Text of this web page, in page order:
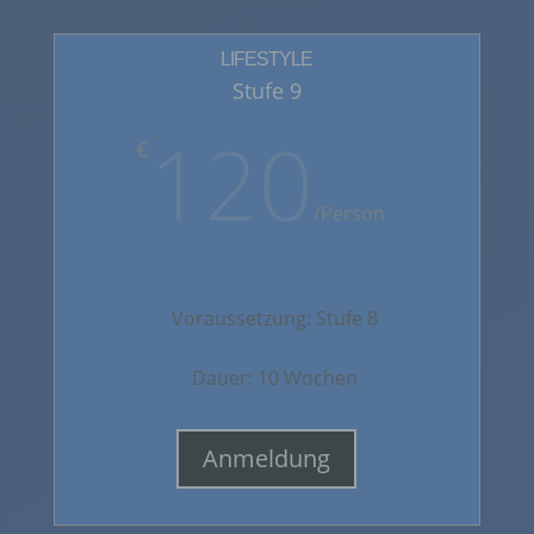
LIFESTYLE
Stufe 9
€
/Person
Voraussetzung: Stufe 8
Dauer: 10 Wochen
Anmeldung
Unionsrecht oder das Recht der Mitgliedstaaten
vorgegeben, so kann der Verantwortliche
beziehungsweise können die bestimmten Kriterien
seiner Benennung nach dem Unionsrecht oder
juristische Person, Behörde, Einrichtung oder
andere Stelle, die personenbezogene Daten im
I) EMPFÄNGER
Empfänger ist eine natürliche oder juristische